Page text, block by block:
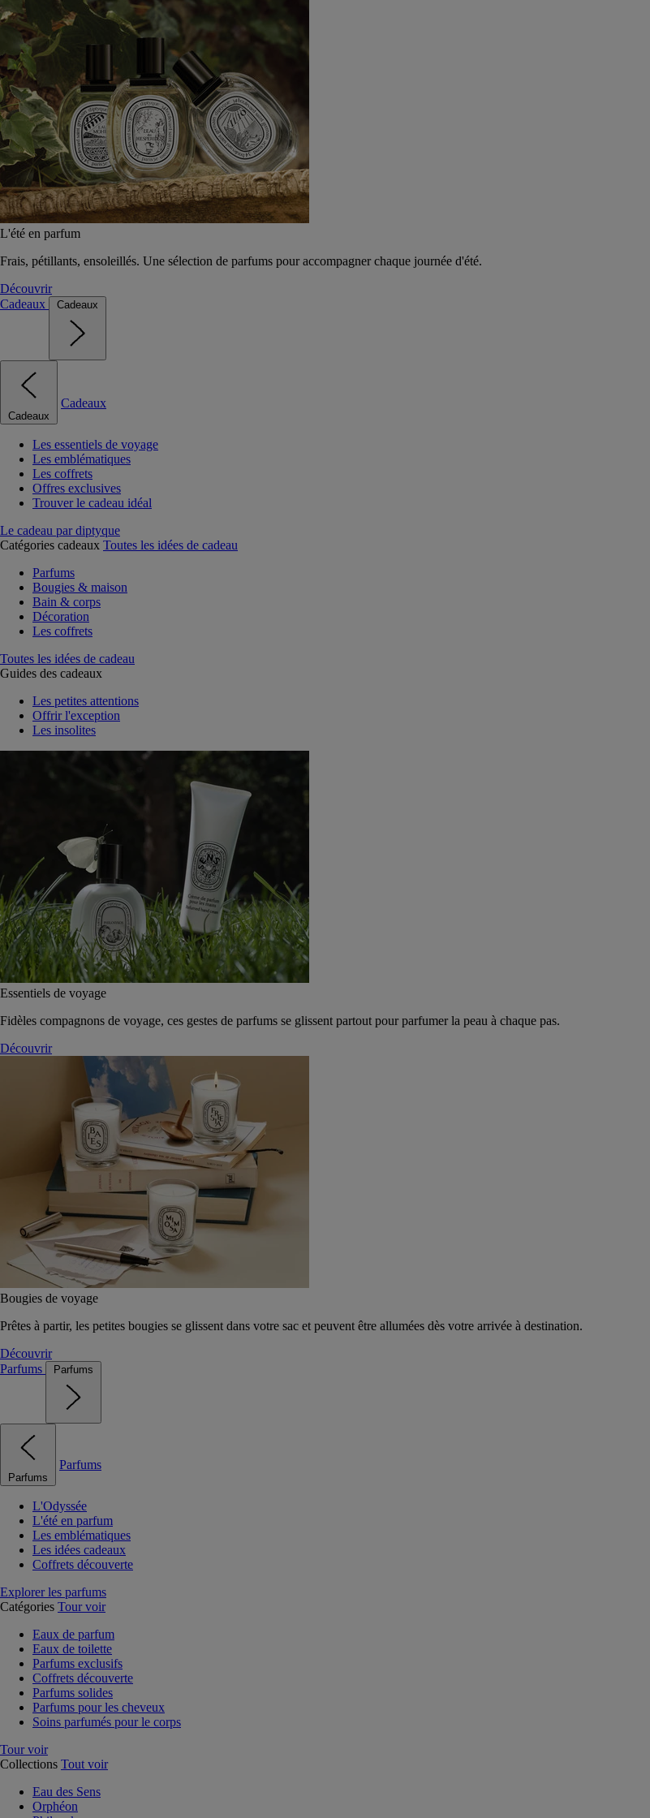
L'été en parfum
Frais, pétillants, ensoleillés. Une sélection de parfums pour accompagner chaque journée d'été.
Découvrir
Cadeaux
Cadeaux
Cadeaux
Cadeaux
Les essentiels de voyage
Les emblématiques
Les coffrets
Offres exclusives
Trouver le cadeau idéal
Le cadeau par diptyque
Catégories cadeaux Toutes les idées de cadeau
Parfums
Bougies & maison
Bain & corps
Décoration
Les coffrets
Toutes les idées de cadeau
Guides des cadeaux
Les petites attentions
Offrir l'exception
Les insolites
Essentiels de voyage
Fidèles compagnons de voyage, ces gestes de parfums se glissent partout pour parfumer la peau à chaque pas.
Découvrir
Bougies de voyage
Prêtes à partir, les petites bougies se glissent dans votre sac et peuvent être allumées dès votre arrivée à destination.
Découvrir
Parfums
Parfums
Parfums
Parfums
L'Odyssée
L'été en parfum
Les emblématiques
Les idées cadeaux
Coffrets découverte
Explorer les parfums
Catégories Tour voir
Eaux de parfum
Eaux de toilette
Parfums exclusifs
Coffrets découverte
Parfums solides
Parfums pour les cheveux
Soins parfumés pour le corps
Tour voir
Collections Tout voir
Eau des Sens
Orphéon